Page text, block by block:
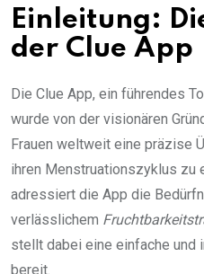
Einleitung:
der Clue App
Die Clue App, ein führendes
wurde von der visionären
Frauen weltweit eine präzise
ihren Menstruationszyklus zu
adressiert die App die
verlässlichem
stellt dabei eine einfache und
bereit.